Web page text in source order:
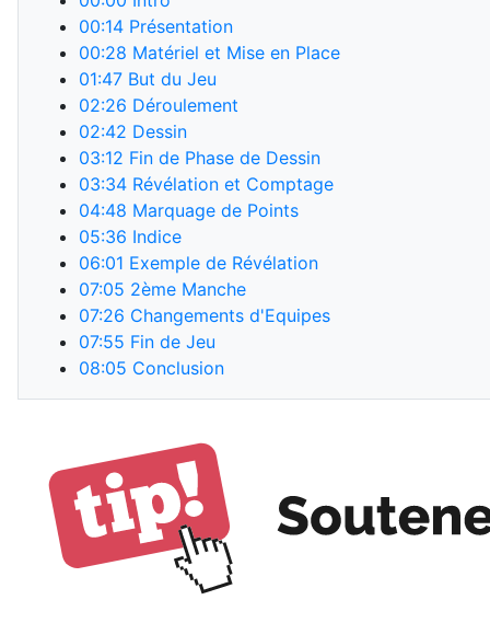
00:14 Présentation
00:28 Matériel et Mise en Place
01:47 But du Jeu
02:26 Déroulement
02:42 Dessin
03:12 Fin de Phase de Dessin
03:34 Révélation et Comptage
04:48 Marquage de Points
05:36 Indice
06:01 Exemple de Révélation
07:05 2ème Manche
07:26 Changements d'Equipes
07:55 Fin de Jeu
08:05 Conclusion